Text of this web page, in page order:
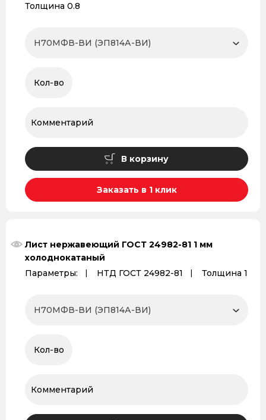
Толщина 0.8
В корзину
Заказать в 1 клик
Лист нержавеющий ГОСТ 24982-81 1 мм
холоднокатаный
Параметры:
НТД ГОСТ 24982-81 Толщина 1